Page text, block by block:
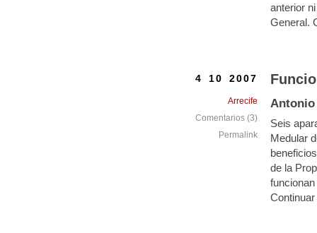
anterior
General.
Antonio
Seis
Medular
de la
4 10 2007
Arrecife
Comentarios (3)
Permalink